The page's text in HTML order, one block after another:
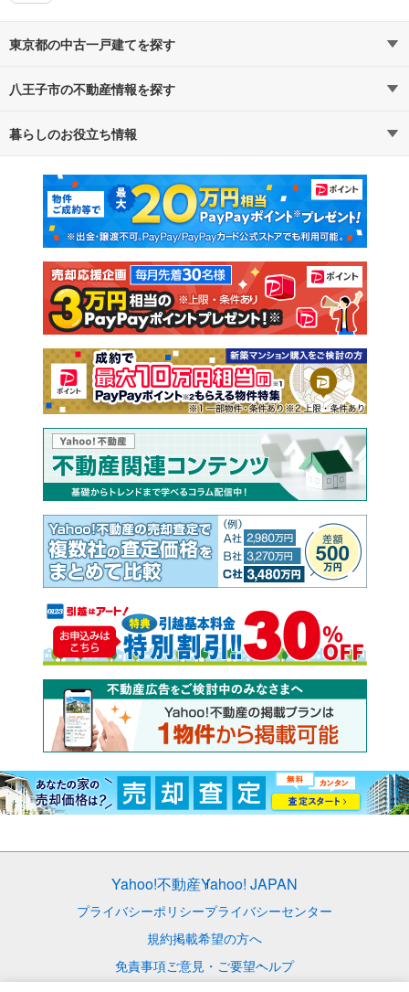
東京都の中古一戸建てを探す
路線・駅から探す
通勤・通学時間から探す
八王子市の不動産情報を探す
不動産・住宅
新築マンション 中古マンション
新築一戸建て 中古一戸建て
注文住宅 土地
売却査定
暮らしのお役立ち情報
マンションカタログ 教えて！住まいの先生
Yahoo!不動産Yahoo! JAPAN
プライバシーポリシープライバシーセンター
規約掲載希望の方へ
免責事項ご意見・ご要望ヘルプ
© LY Corporation